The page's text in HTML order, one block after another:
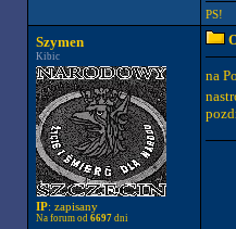
PS!
Szymen
Kibic
IP: zapisany
Na forum od 6697dni
na